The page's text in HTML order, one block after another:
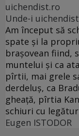
uichendist.ro
Unde-i
Am început să
spate şi la
braşovean fiind,
muntelui şi ca
pîrtii, mai grele
derdeluş, ca
gheaţă, pîrtia
schiuri cu
Eugen ISTODOR